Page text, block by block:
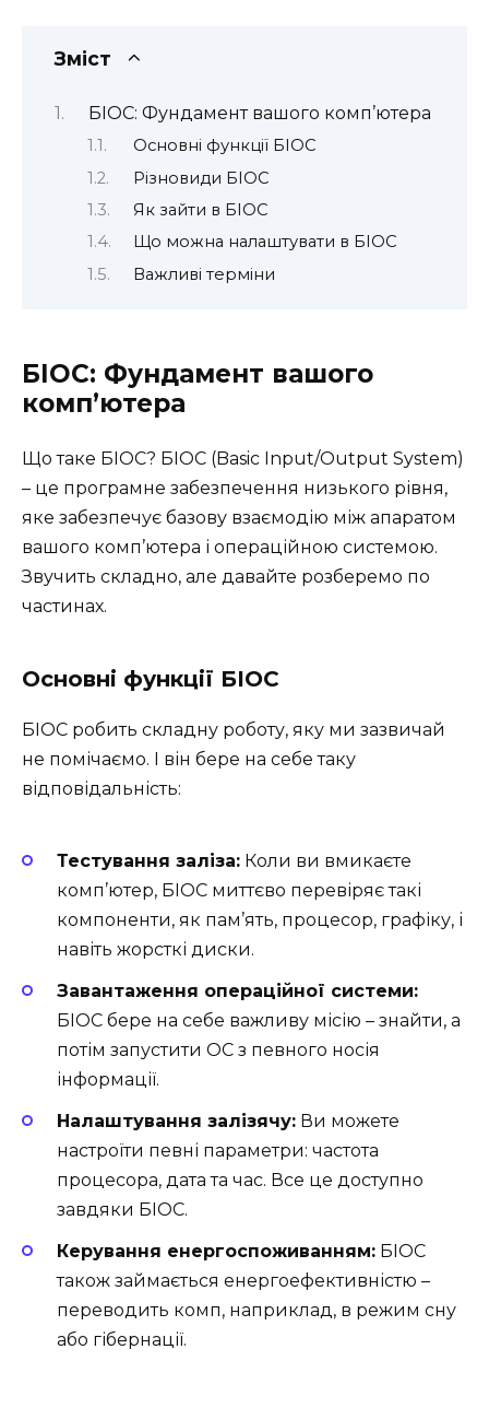
Зміст
БІОС: Фундамент вашого комп’ютера
Основні функції БІОС
Різновиди БІОС
Як зайти в БІОС
Що можна налаштувати в БІОС
Важливі терміни
БІОС: Фундамент вашого
комп’ютера
Що таке БІОС? БІОС (Basic Input/Output System)
– це програмне забезпечення низького рівня,
яке забезпечує базову взаємодію між апаратом
вашого комп’ютера і операційною системою.
Звучить складно, але давайте розберемо по
частинах.
Основні функції БІОС
БІОС робить складну роботу, яку ми зазвичай
не помічаємо. І він бере на себе таку
відповідальність:
Тестування заліза: Коли ви вмикаєте
комп’ютер, БІОС миттєво перевіряє такі
компоненти, як пам’ять, процесор, графіку, і
навіть жорсткі диски.
Завантаження операційної системи:
БІОС бере на себе важливу місію – знайти, а
потім запустити ОС з певного носія
інформації.
Налаштування залізячу: Ви можете
настроїти певні параметри: частота
процесора, дата та час. Все це доступно
завдяки БІОС.
Керування енергоспоживанням: БІОС
також займається енергоефективністю –
переводить комп, наприклад, в режим сну
або гібернації.